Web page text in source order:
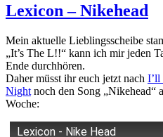
Lexicon – Nikehead
Mein aktuelle Lieblingsscheibe
„It’s The L!!“ kann ich mir jeden
Ende durchhören.
Daher müsst ihr euch jetzt nach I’ll
Night noch den Song „Nikehead“
Woche:
Lexicon - Nike Head